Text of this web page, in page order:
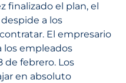
finalizado el plan, el
a los
El empresario
empleados
de febrero. Los
en absoluto